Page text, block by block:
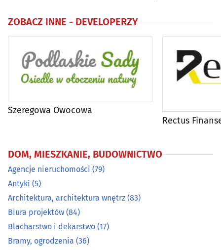
Budowlane maszyny, narzędzia, sprzęt
Budowlane materiały(101)
Budowlane przedsiębiorstwa
Chemia budowlana(29)
Chłodnictwo
Ciepłownictwo (17)
Dachy - materiały i pokrycia dachowe
ZOBACZ INNE - DEVELOPERZY
Szeregowa Owocowa
Rectus
DOM, MIESZKANIE, BUDOWNICTWO
Agencje nieruchomości (79)
Antyki (5)
Architektura, architektura wnętrz (83)
Biura projektów (84)
Blacharstwo i dekarstwo (17)
Bramy, ogrodzenia (36)